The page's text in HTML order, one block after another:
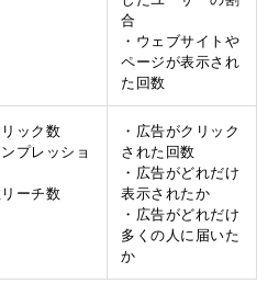
合
・ウェブサイトや
ページが表示され
た回数
リック数
ンプレッショ
リーチ数
・広告がクリック
された回数
・広告がどれだけ
表示されたか
・広告がどれだけ
多くの人に届いた
か